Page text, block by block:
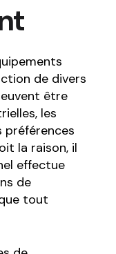
de divers
être
les
préférences
la raison, il
effectue
de
tout